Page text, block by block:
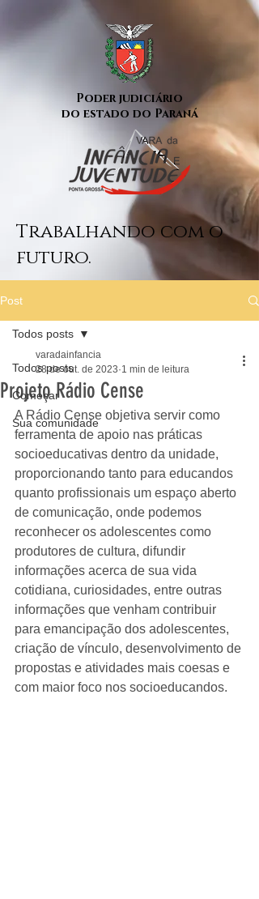
Poder judiciário
do estado do Paraná
Trabalhando com o
futuro.
Post
Todos posts
Começar
Sua comunidade
Todos posts
Projeto Rádio Cense
varadainfancia
28 de out. de 2023 1 min de leitura
A Rádio Cense objetiva servir como
ferramenta de apoio nas práticas
socioeducativas dentro da unidade,
proporcionando tanto para educandos
quanto profissionais um espaço aberto
de comunicação, onde podemos
reconhecer os adolescentes como
produtores de cultura, difundir
informações acerca de sua vida
cotidiana, curiosidades, entre outras
informações que venham contribuir
para emancipação dos adolescentes,
criação de vínculo, desenvolvimento de
propostas e atividades mais coesas e
com maior foco nos socioeducandos.